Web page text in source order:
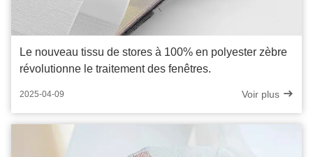
Le nouveau tissu de stores à 100% en polyester zèbre
révolutionne le traitement des fenêtres.
2025-04-09 Voir plus